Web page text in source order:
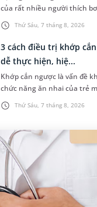
Thứ Sáu, 7 tháng 8, 2026
của rất nhiều người thích
những trường hợp thường
hồ bơi nhân tạo. Bài v...
Thứ Sáu, 7 tháng 8, 2026
3 cách điều trị khớp
dễ thực hiện, hiệ...
Khớp cắn ngược là vấn đề
chức năng ăn nhai của trẻ
sự cân đối của khuôn mặt.
phục sớm tình trạng này để...